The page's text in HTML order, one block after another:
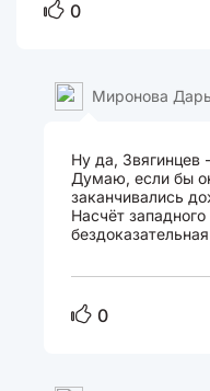
0
Миронова
Ну да, Звягинцев
Думаю, если бы
заканчивались
Насчёт
0